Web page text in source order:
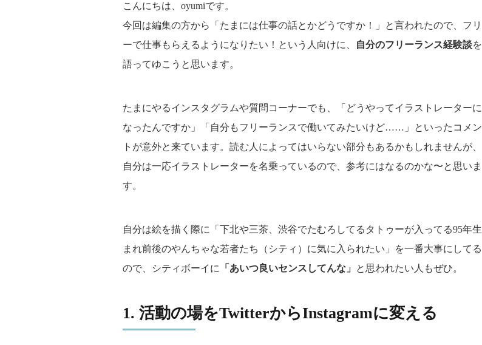
こんにちは、oyumiです。
今回は編集の方から「たまには仕事の話とかどうですか！」と言われたので、フリ
ーで仕事もらえるようになりたい！という人向けに、
自分のフリーランス経験談を
語ってゆこうと思います。
たまにやるインスタグラムや質問コーナーでも、「どうやってイラストレーターに
なったんですか」「自分もフリーランスで働いてみたいけど……」といったコメン
トが意外と来ています。読む人によってはいらない部分もあるかもしれませんが、
自分は一応イラストレーターを名乗っているので、参考にはなるのかな〜と思いま
す。
自分は絵を描く際に「下北や三茶、渋谷でたむろしてるタトゥーが入ってる95年生
まれ前後のやんちゃな若者たち（シティ）に気に入られたい」を一番大事にしてる
ので、シティボーイに
「あいつ良いセンスしてんな」 と思われたい人もぜひ。
1. 活動の場をTwitterからInstagramに変える